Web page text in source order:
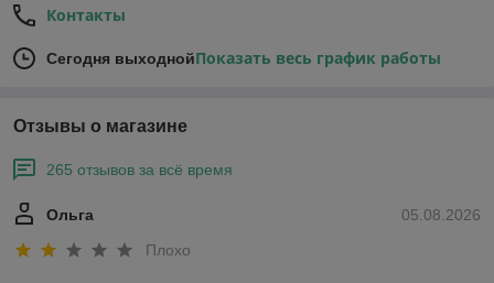
Контакты
Сегодня выходнойПоказать весь график работы
Отзывы о магазине
265 отзывов за всё время
05.08.2026
Ольга
Плохо